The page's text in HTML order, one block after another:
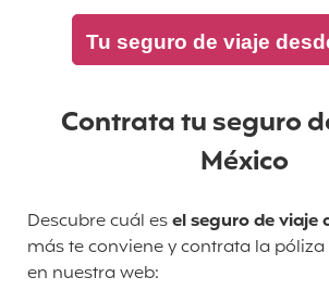
Tu seguro de viaje
Contrata tu seguro
México
Descubre cuál esel seguro de viaje
más te conviene y contrata la
en nuestra web: